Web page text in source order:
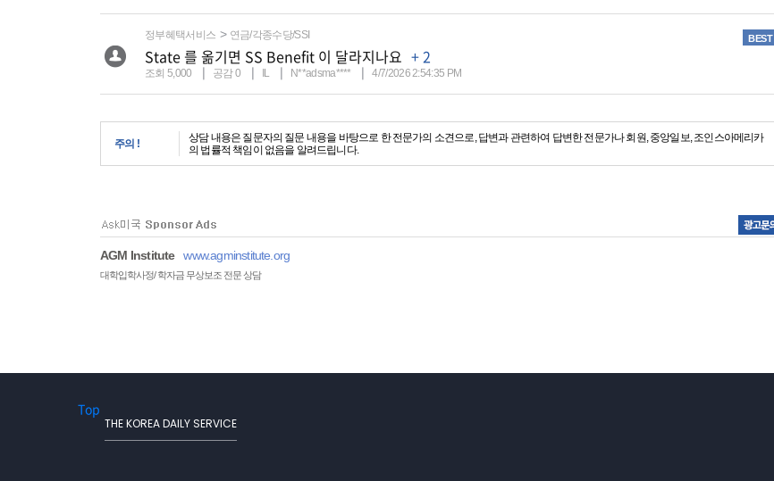
정부혜택서비스 연금/각종수당/SSI BEST
State 를 옮기면 SS Benefit 이 달라지나요 + 2
조회 5,000 공감 0 IL N**adsma**** 4/7/2026 2:54:35 PM
주의 !
상담 내용은 질문자의 질문 내용을 바탕으로 한 전문가의 소견으로, 답변과 관련하여 답변한 전문가나 회원, 중앙일보, 조인스아메리카
의 법률적 책임이 없음을 알려드립니다.
AGM Institute www.agminstitute.org
대학입학사정/ 학자금 무상보조 전문 상담
Top
THE KOREA DAILY SERVICE